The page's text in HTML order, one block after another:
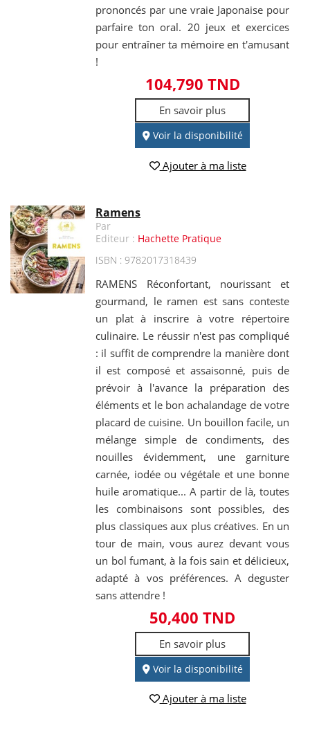
prononcés par une vraie Japonaise pour
parfaire ton oral. 20 jeux et exercices
pour entraîner ta mémoire en t'amusant
!
104,790 TND
En savoir plus
Voir la disponibilité
Ajouter à ma liste
Ramens
Par
Editeur : Hachette Pratique
ISBN : 9782017318439
RAMENS Réconfortant, nourissant et
gourmand, le ramen est sans conteste
un plat à inscrire à votre répertoire
culinaire. Le réussir n'est pas compliqué
: il suffit de comprendre la manière dont
il est composé et assaisonné, puis de
prévoir à l'avance la préparation des
éléments et le bon achalandage de votre
placard de cuisine. Un bouillon facile, un
mélange simple de condiments, des
nouilles évidemment, une garniture
carnée, iodée ou végétale et une bonne
huile aromatique... A partir de là, toutes
les combinaisons sont possibles, des
plus classiques aux plus créatives. En un
tour de main, vous aurez devant vous
un bol fumant, à la fois sain et délicieux,
adapté à vos préférences. A deguster
sans attendre !
50,400 TND
En savoir plus
Voir la disponibilité
Ajouter à ma liste